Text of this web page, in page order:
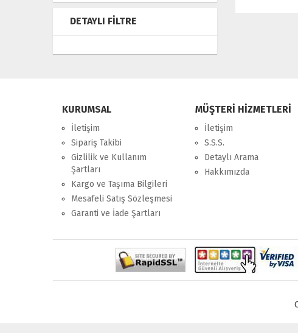
DETAYLI FILTRE
KURUMSAL
İletişim
Sipariş Takibi
Gizlilik ve Kullanım
Şartları
Kargo ve Taşıma Bilgileri
Mesafeli Satış Sözleşmesi
Garanti ve İade Şartları
MÜŞTERİ HİZMETLERİ
İletişim
S.S.S.
Detaylı Arama
Hakkımızda